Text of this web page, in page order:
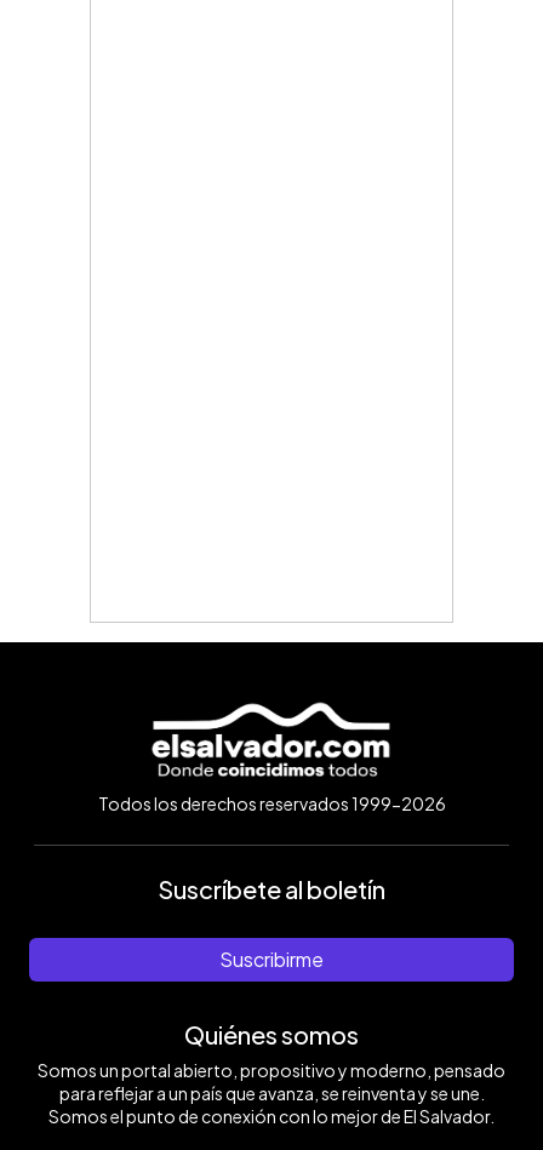
Todos los derechos reservados 1999-2026
Suscríbete al boletín
Suscribirme
Quiénes somos
Somos un portal abierto, propositivo y moderno, pensado
para reflejar a un país que avanza, se reinventa y se une.
Somos el punto de conexión con lo mejor de El Salvador.